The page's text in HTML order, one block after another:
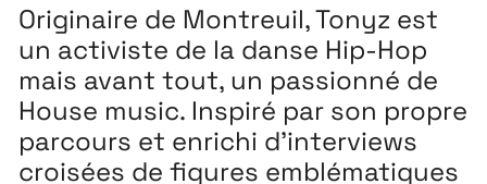
Originaire de Montreuil, Tonyz est
un activiste de la danse Hip-Hop
mais avant tout, un passionné de
House music. Inspiré par son propre
parcours et enrichi d’interviews
croisées de figures emblématiques